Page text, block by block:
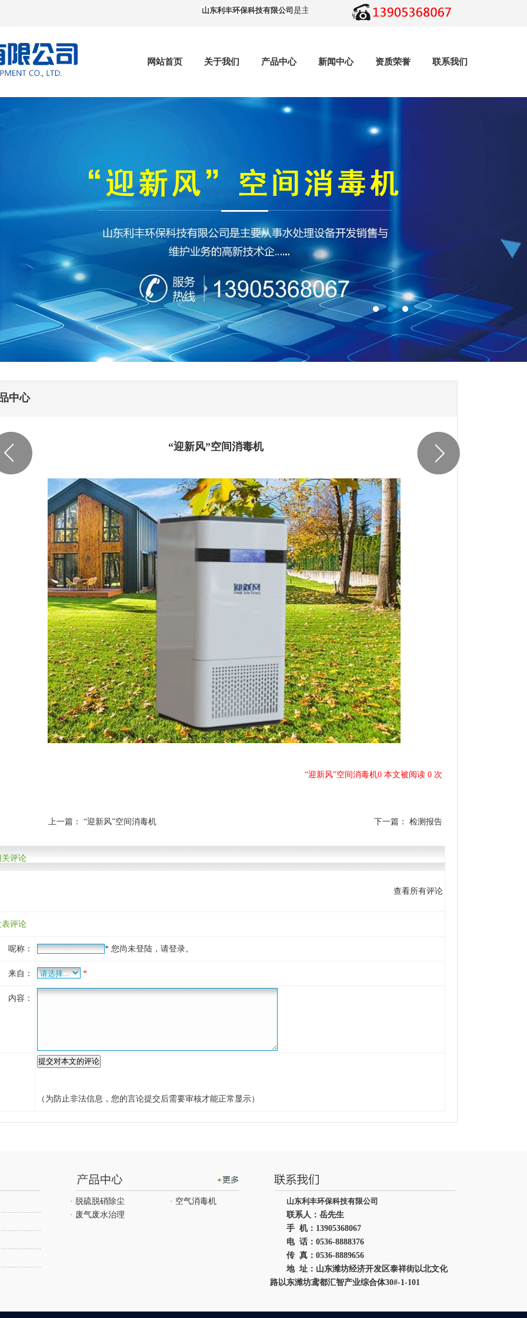
山东利丰环保科技有限公司是主要从事水处理设备开发销售与维护业务的高新技术企业
网站首页 关于我们 产品中心 新闻中心 资质荣誉 联系我们
中心
“迎新风”空间消毒机
“迎新风”空间消毒机0 本文被阅读 0 次
上一篇： “迎新风”空间消毒机 下一篇： 检测报告
评论
查看所有评论
评论
呢称： *您尚未登陆，请登录。
来自： *
内容：
（为防止非法信息，您的言论提交后需要审核才能正常显示）
· 脱硫脱硝除尘
· 空气消毒机
· 废气废水治理
山东利丰环保科技有限公司
联系人：岳先生
手 机：13905368067
电 话：0536-8888376
传 真：0536-8889656
地 址：山东潍坊经济开发区泰祥街以北文化
路以东潍坊鸢都汇智产业综合体30#-1-101